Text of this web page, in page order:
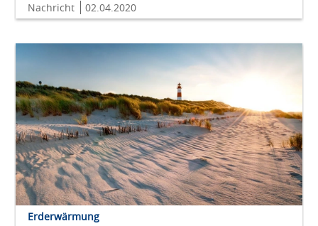
Nachricht 02.04.2020
Erderwärmung